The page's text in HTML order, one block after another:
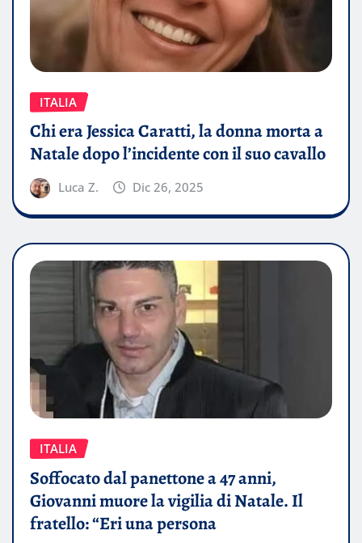
ITALIA
Chi era Jessica Caratti, la donna morta a
Natale dopo l’incidente con il suo cavallo
Luca Z. Dic 26, 2025
ITALIA
Soffocato dal panettone a 47 anni,
Giovanni muore la vigilia di Natale. Il
fratello: “Eri una persona